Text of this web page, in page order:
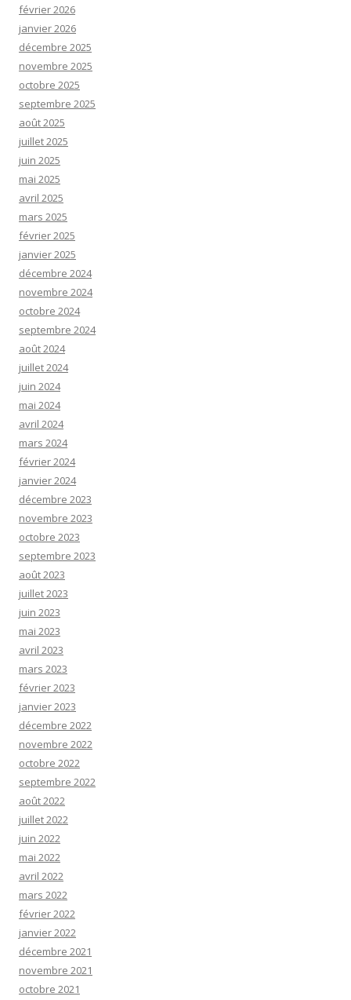
février 2026
janvier 2026
décembre 2025
novembre 2025
octobre 2025
septembre 2025
août 2025
juillet 2025
juin 2025
mai 2025
avril 2025
mars 2025
février 2025
janvier 2025
décembre 2024
novembre 2024
octobre 2024
septembre 2024
août 2024
juillet 2024
juin 2024
mai 2024
avril 2024
mars 2024
février 2024
janvier 2024
décembre 2023
novembre 2023
octobre 2023
septembre 2023
août 2023
juillet 2023
juin 2023
mai 2023
avril 2023
mars 2023
février 2023
janvier 2023
décembre 2022
novembre 2022
octobre 2022
septembre 2022
août 2022
juillet 2022
juin 2022
mai 2022
avril 2022
mars 2022
février 2022
janvier 2022
décembre 2021
novembre 2021
octobre 2021